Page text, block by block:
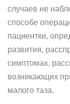
случаев не
способе
пациентки,
развития,
симптомах,
возникающих
малого таза.